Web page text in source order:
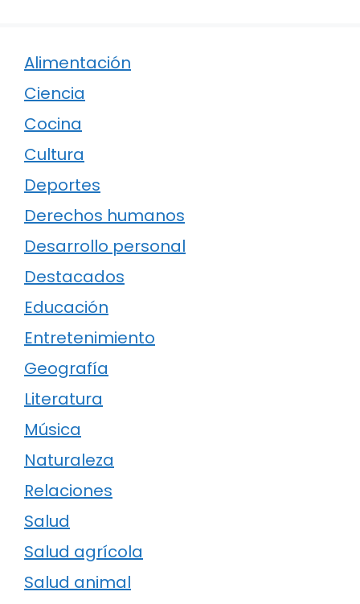
Alimentación
Ciencia
Cocina
Cultura
Deportes
Derechos humanos
Desarrollo personal
Destacados
Educación
Entretenimiento
Geografía
Literatura
Música
Naturaleza
Relaciones
Salud
Salud agrícola
Salud animal